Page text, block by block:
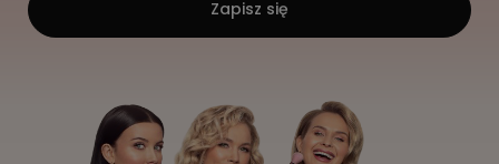
Zapisz się